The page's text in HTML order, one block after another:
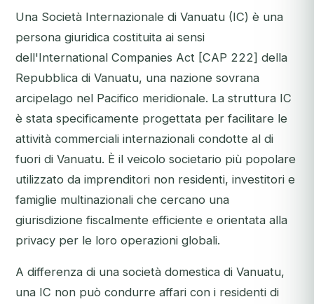
Una Società Internazionale di Vanuatu (IC) è una
persona giuridica costituita ai sensi
dell'International Companies Act [CAP 222] della
Repubblica di Vanuatu, una nazione sovrana
arcipelago nel Pacifico meridionale. La struttura IC
è stata specificamente progettata per facilitare le
attività commerciali internazionali condotte al di
fuori di Vanuatu. È il veicolo societario più popolare
utilizzato da imprenditori non residenti, investitori e
famiglie multinazionali che cercano una
giurisdizione fiscalmente efficiente e orientata alla
privacy per le loro operazioni globali.
A differenza di una società domestica di Vanuatu,
una IC non può condurre affari con i residenti di